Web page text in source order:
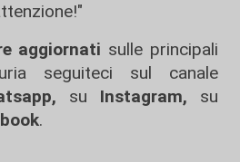
aggiornati sulle principali
seguiteci sul canale
su Instagram, su
.